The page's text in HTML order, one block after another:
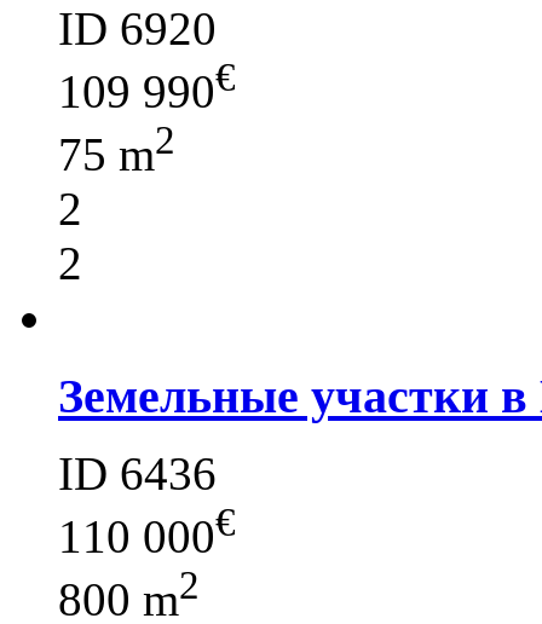
ID 6920
109 990€
75 m2
2
2
Земельные участки
ID 6436
110 000€
800 m2